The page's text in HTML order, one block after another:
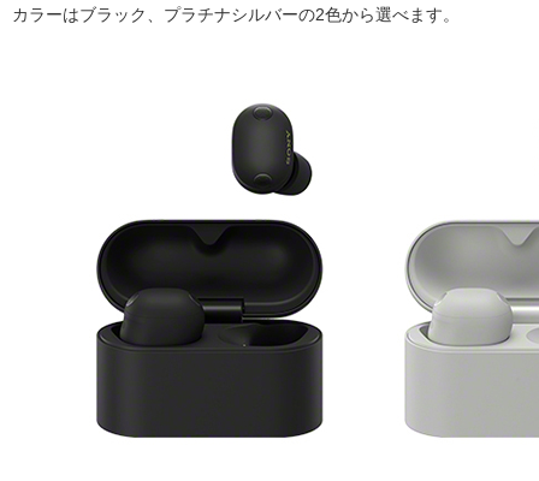
カラーはブラック、プラチナシルバーの2色から選べます。